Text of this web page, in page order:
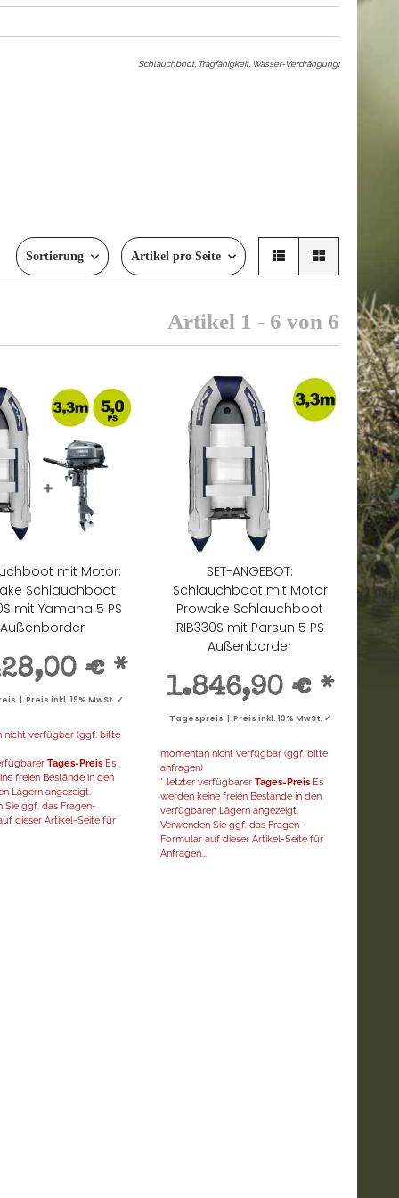
Schlauchboot, Tragfähigkeit, Wasser-Verdrängung:
Sortierung Artikel pro Seite
Artikel 1 - 6 von 6
mit Motor:
Schlauchboot
mit Yamaha 5 PS
Außenborder
€ *
| Preis inkl. 19% MwSt. ✓
nicht verfügbar (ggf. bitte
Tages-Preis Es
freien Bestände in den
Lägern angezeigt.
Sie ggf. das Fragen-
dieser Artikel-Seite für
SET-ANGEBOT:
Schlauchboot mit Motor
Prowake Schlauchboot
RIB330S mit Parsun 5 PS
Außenborder
1.846,90 € *
Tagespreis | Preis inkl. 19% MwSt. ✓
momentan nicht verfügbar (ggf. bitte
anfragen)
* letzter verfügbarerTages-Preis Es
werden keine freien Bestände in den
verfügbaren Lägern angezeigt.
Verwenden Sie ggf. das Fragen-
Formular auf dieser Artikel-Seite für
Anfragen...